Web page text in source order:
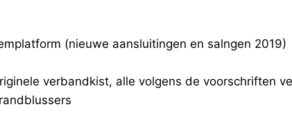
(nieuwe aansluitingen en salngen 2019)
verbandkist, alle volgens de voorschriften